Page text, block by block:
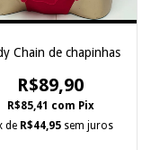
Chain de chapinhas
R$89,90
R$85,41 com Pix
de R$44,95 sem juros